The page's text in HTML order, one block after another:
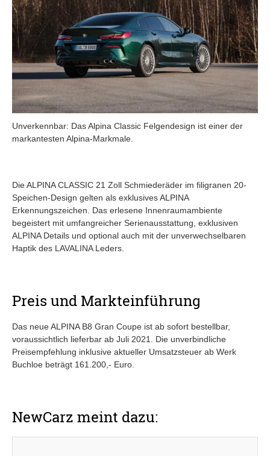
Unverkennbar: Das Alpina Classic Felgendesign ist einer der
markantesten Alpina-Markmale.
Die ALPINA CLASSIC 21 Zoll Schmiederäder im filigranen 20-
Speichen-Design gelten als exklusives ALPINA
Erkennungszeichen. Das erlesene Innenraumambiente
begeistert mit umfangreicher Serienausstattung, exklusiven
ALPINA Details und optional auch mit der unverwechselbaren
Haptik des LAVALINA Leders.
Preis und Markteinführung
Das neue ALPINA B8 Gran Coupe ist ab sofort bestellbar,
voraussichtlich lieferbar ab Juli 2021. Die unverbindliche
Preisempfehlung inklusive aktueller Umsatzsteuer ab Werk
Buchloe beträgt 161.200,- Euro.
NewCarz meint dazu: